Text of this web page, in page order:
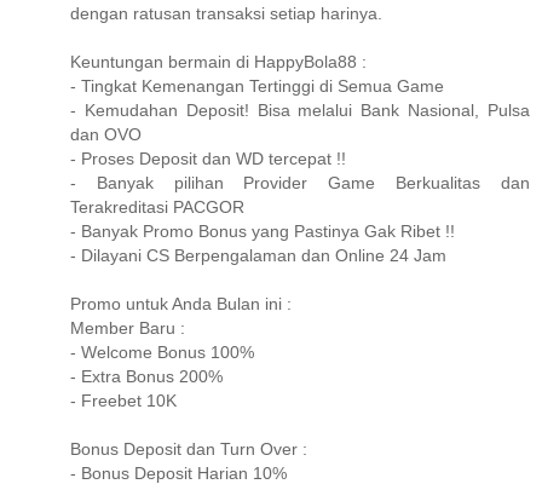
dengan ratusan transaksi setiap harinya.
Keuntungan bermain di HappyBola88 :
- Tingkat Kemenangan Tertinggi di Semua Game
- Kemudahan Deposit! Bisa melalui Bank Nasional, Pulsa
dan OVO
- Proses Deposit dan WD tercepat !!
- Banyak pilihan Provider Game Berkualitas dan
Terakreditasi PACGOR
- Banyak Promo Bonus yang Pastinya Gak Ribet !!
- Dilayani CS Berpengalaman dan Online 24 Jam
Promo untuk Anda Bulan ini :
Member Baru :
- Welcome Bonus 100%
- Extra Bonus 200%
- Freebet 10K
Bonus Deposit dan Turn Over :
- Bonus Deposit Harian 10%